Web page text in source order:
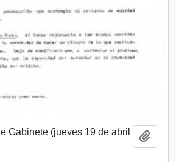
Gabinete (jueves 19 de abril